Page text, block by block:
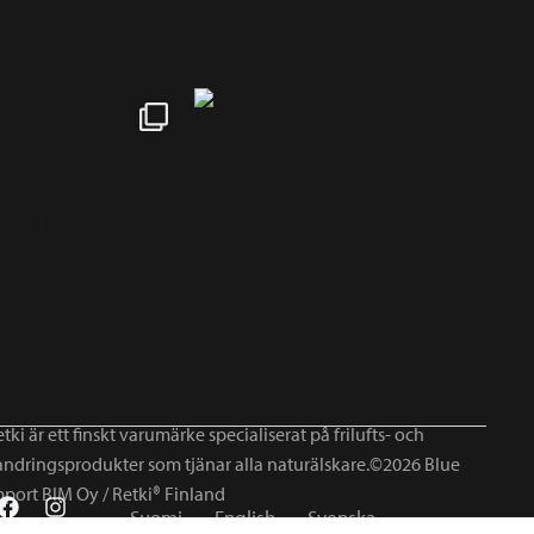
är ett finskt varumärke specialiserat på frilufts- och
som tjänar alla naturälskare.©2026 Blue
BIM Oy / Retki® Finland
Suomi English Svenska